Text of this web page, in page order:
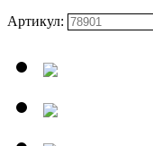
Артикул: